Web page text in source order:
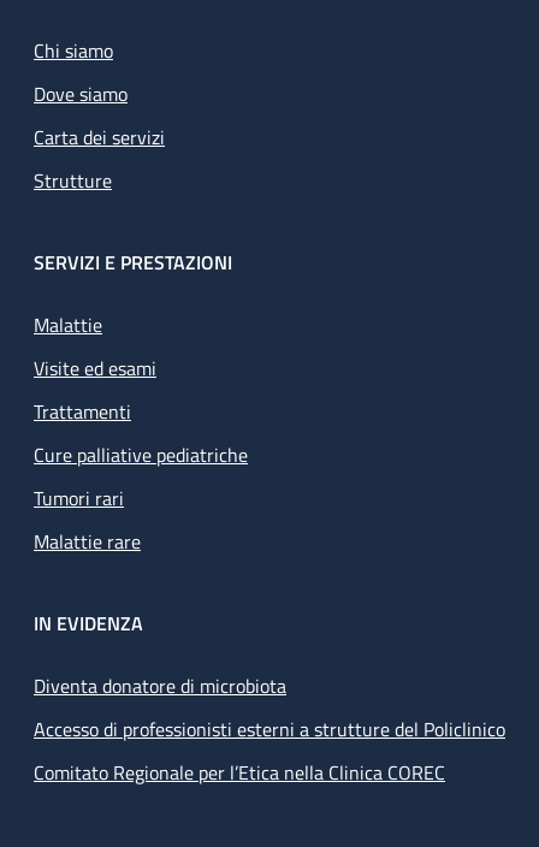
Chi siamo
Dove siamo
Carta dei servizi
Strutture
SERVIZI E PRESTAZIONI
Malattie
Visite ed esami
Trattamenti
Cure palliative pediatriche
Tumori rari
Malattie rare
IN EVIDENZA
Diventa donatore di microbiota
Accesso di professionisti esterni a strutture del Policlinico
Comitato Regionale per l’Etica nella Clinica COREC